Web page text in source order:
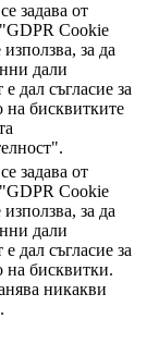
задава от
Cookie
за да
дали
дал съгласие за
на бисквитките
задава от
Cookie
за да
дали
дал съгласие за
на бисквитки.
никакви